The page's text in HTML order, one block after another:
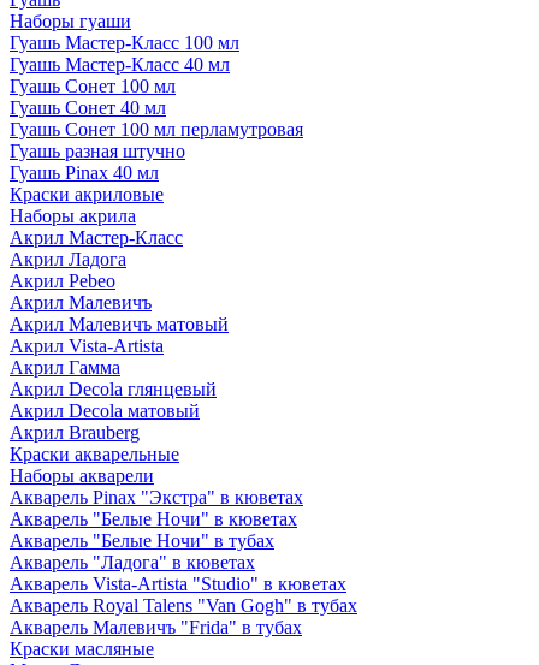
Наборы гуаши
Гуашь Мастер-Класс 100 мл
Гуашь Мастер-Класс 40 мл
Гуашь Сонет 100 мл
Гуашь Сонет 40 мл
Гуашь Сонет 100 мл перламутровая
Гуашь разная штучно
Гуашь Pinax 40 мл
Краски акриловые
Наборы акрила
Акрил Мастер-Класс
Акрил Ладога
Акрил Pebeo
Акрил Малевичъ
Акрил Малевичъ матовый
Акрил Vista-Artista
Акрил Гамма
Акрил Decola глянцевый
Акрил Decola матовый
Акрил Brauberg
Краски акварельные
Наборы акварели
Акварель Pinax "Экстра" в кюветах
Акварель "Белые Ночи" в кюветах
Акварель "Белые Ночи" в тубах
Акварель "Ладога" в кюветах
Акварель Vista-Artista "Studio" в кюветах
Акварель Royal Talens "Van Gogh" в тубах
Акварель Малевичъ "Frida" в тубах
Краски масляные